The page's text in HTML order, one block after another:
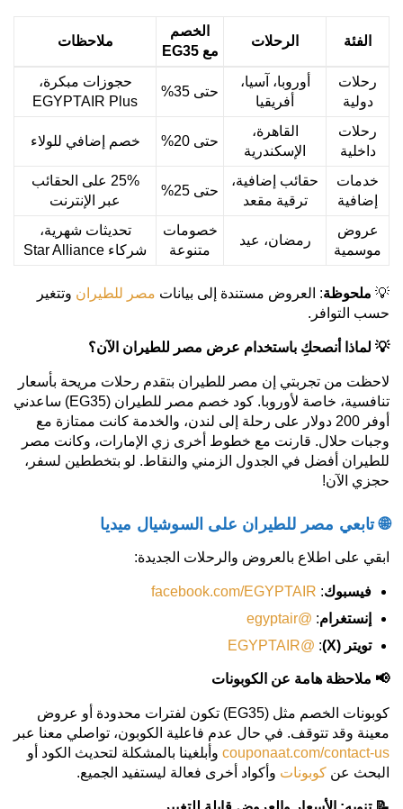
الفئة الرحلات
الخصم
مع EG35
ملاحظات
رحلات
دولية
أوروبا، آسيا،
أفريقيا
حتى 35%
حجوزات مبكرة،
EGYPTAIR Plus
رحلات
داخلية
القاهرة،
الإسكندرية
حتى 20% خصم إضافي للولاء
خدمات
إضافية
حقائب إضافية،
ترقية مقعد
حتى 25%
25% على الحقائب
عبر الإنترنت
عروض
موسمية
رمضان، عيد
خصومات
متنوعة
تحديثات شهرية،
شركاء Star Alliance
💡 ملحوظة: العروض مستندة إلى بيانات مصر للطيران وتتغير
حسب التوافر.
💡 لماذا أنصحكِ باستخدام عرض مصر للطيران الآن؟
لاحظت من تجربتي إن مصر للطيران بتقدم رحلات مريحة بأسعار
تنافسية، خاصة لأوروبا. كود خصم مصر للطيران (EG35) ساعدني
أوفر 200 دولار على رحلة إلى لندن، والخدمة كانت ممتازة مع
وجبات حلال. قارنت مع خطوط أخرى زي الإمارات، وكانت مصر
للطيران أفضل في الجدول الزمني والنقاط. لو بتخططين لسفر،
حجزي الآن!
🌐 تابعي مصر للطيران على السوشيال ميديا
ابقي على اطلاع بالعروض والرحلات الجديدة:
فيسبوك:
facebook.com/EGYPTAIR
إنستغرام:
@egyptair
تويتر (X)
:
@EGYPTAIR
📢 ملاحظة هامة عن الكوبونات
كوبونات الخصم مثل (EG35) تكون لفترات محدودة أو عروض
معينة وقد تتوقف. في حال عدم فاعلية الكوبون، تواصلي معنا عبر
couponaat.com/contact-us وأبلغينا بالمشكلة لتحديث الكود أو
البحث عن كوبونات وأكواد أخرى فعالة ليستفيد الجميع.